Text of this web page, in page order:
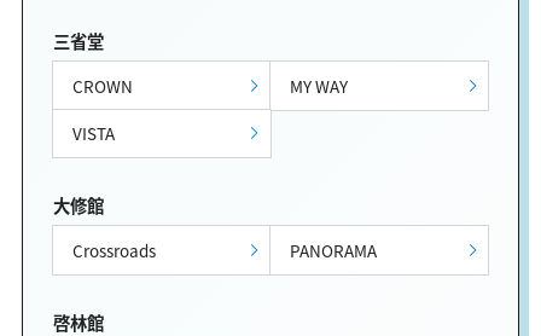
三省堂
CROWN
MY WAY
VISTA
大修館
Crossroads PANORAMA
啓林館